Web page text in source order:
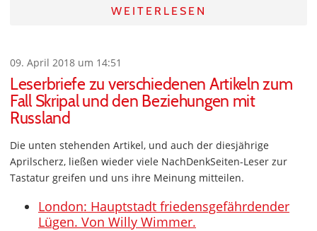
WEITERLESEN
09. April 2018 um 14:51
Leserbriefe zu verschiedenen Artikeln zum
Fall Skripal und den Beziehungen mit
Russland
Die unten stehenden Artikel, und auch der diesjährige
Aprilscherz, ließen wieder viele NachDenkSeiten-Leser zur
Tastatur greifen und uns ihre Meinung mitteilen.
London: Hauptstadt friedensgefährdender
Lügen. Von Willy Wimmer.